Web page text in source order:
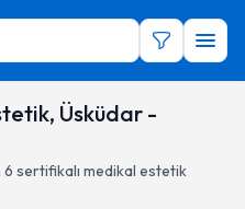
Üsküdar -
6 sertifikalı medikal estetik